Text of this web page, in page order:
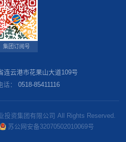
集团订阅号
连云港市花果山大道109号
话： 0518-85411116
投资集团有限公司 All Rights Reserved.
苏公网安备32070502010069号